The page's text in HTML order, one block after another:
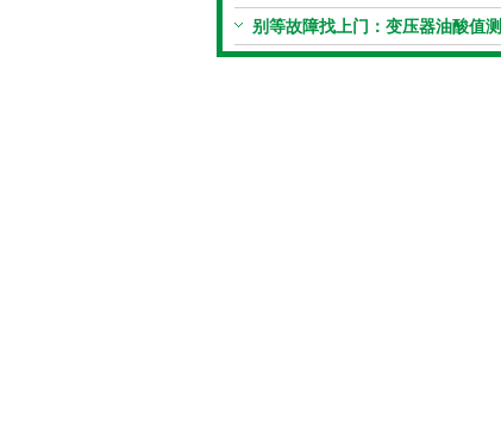
值测定法告诉你答案
别等故障找上门：变压器油酸值测
试仪的预警功能